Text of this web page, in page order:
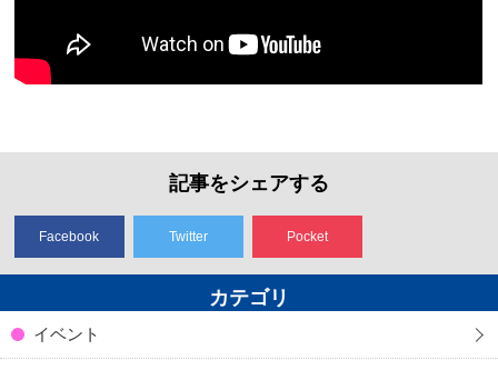
記事をシェアする
Facebook Twitter Pocket
カテゴリ
イベント